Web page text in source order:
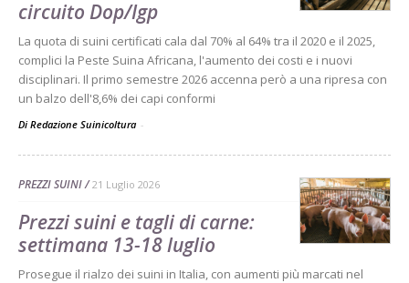
circuito Dop/Igp
La quota di suini certificati cala dal 70% al 64% tra il 2020 e il 2025,
complici la Peste Suina Africana, l'aumento dei costi e i nuovi
disciplinari. Il primo semestre 2026 accenna però a una ripresa con
un balzo dell'8,6% dei capi conformi
Di Redazione Suinicoltura -
PREZZI SUINI 21 Luglio 2026
Prezzi suini e tagli di carne:
settimana 13-18 luglio
Prosegue il rialzo dei suini in Italia, con aumenti più marcati nel